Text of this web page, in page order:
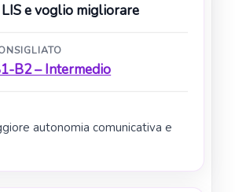
e voglio migliorare
B2 – Intermedio
autonomia comunicativa e